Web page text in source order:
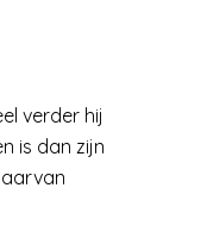
verder hij
is dan zijn